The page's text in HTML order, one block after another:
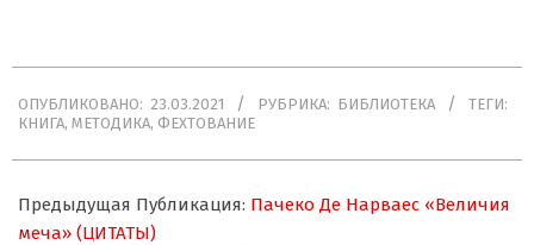
03-
ОПУБЛИКОВАНО: 23.03.2021 РУБРИКА: БИБЛИОТЕКА
ТЕГИ:
КНИГА, МЕТОДИКА, ФЕХТОВАНИЕ
Предыдущая Публикация: Пачеко Де Нарваес «Величия
меча» (ЦИТАТЫ)